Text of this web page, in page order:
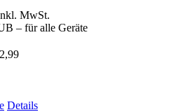
MwSt.
– für alle Geräte
Details